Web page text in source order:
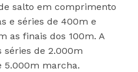
salto em comprimento
e séries de 400m e
as finais dos 100m. A
séries de 2.000m
5.000m marcha.